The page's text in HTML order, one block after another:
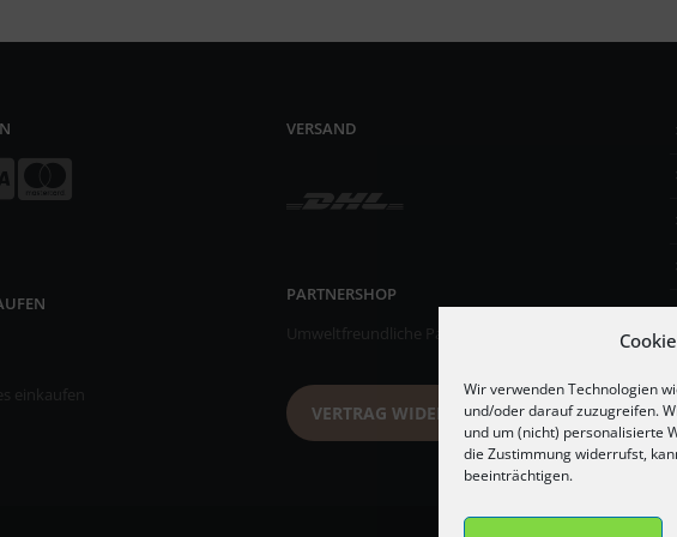
Wir verwenden Technologien
und/oder darauf zuzugreifen.
und um (nicht) personalisierte
die Zustimmung widerrufst,
beeinträchtigen.
einkaufen
VERSAND
PARTNERSHOP
Umweltfreundliche Papiertischsets
VERTRAG WIDERRUFEN